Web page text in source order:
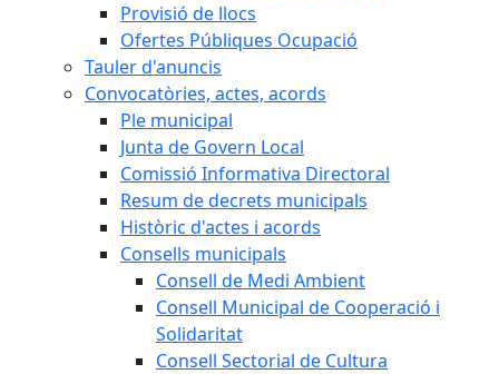
Provisió de llocs
Ofertes Públiques Ocupació
Tauler d'anuncis
Convocatòries, actes, acords
Ple municipal
Junta de Govern Local
Comissió Informativa Directoral
Resum de decrets municipals
Històric d'actes i acords
Consells municipals
Consell de Medi Ambient
Consell Municipal de Cooperació i
Solidaritat
Consell Sectorial de Cultura